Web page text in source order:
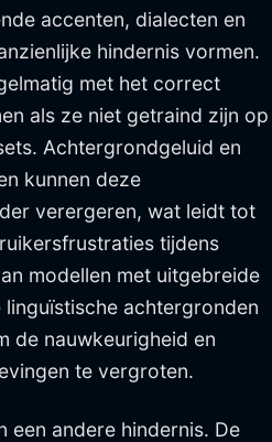
accenten, dialecten en
hindernis vormen.
met het correct
als ze niet getraind zijn op
Achtergrondgeluid en
kunnen deze
verergeren, wat leidt tot
tijdens
modellen met uitgebreide
achtergronden
de nauwkeurigheid en
te vergroten.
een andere hindernis. De